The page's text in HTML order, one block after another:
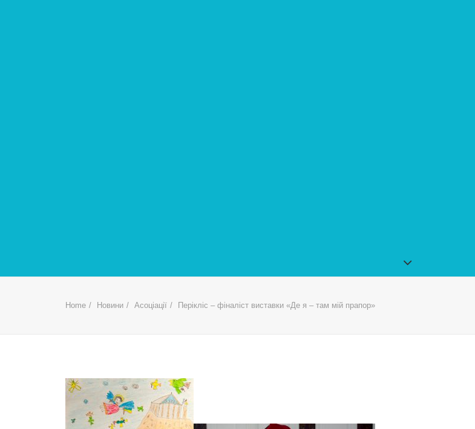
Home Новини Асоціації Перікліс – фіналіст виставки «Де я – там мій прапор»